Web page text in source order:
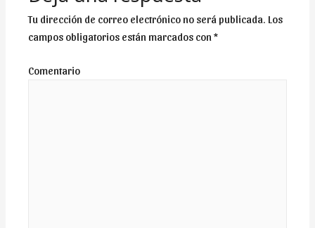
Tu dirección de correo electrónico no será publicada. Los
campos obligatorios están marcados con*
Comentario